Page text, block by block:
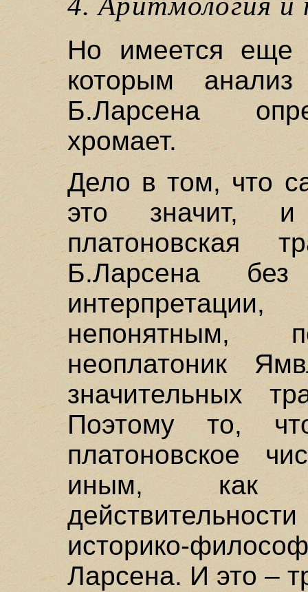
Но имеется еще
которым
Б.Ларсена
хромает.
Дело в том, что
это значит, и
платоновская
Б.Ларсена без
непонятным,
неоплатоник
значительных
Поэтому то,
платоновское
иным, как
историко-
Ларсена. И это –